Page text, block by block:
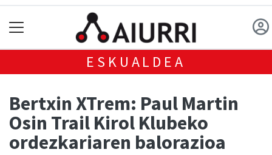
ESKUALDEA
Bertxin XTrem: Paul Martin
Osin Trail Kirol Klubeko
ordezkariaren balorazioa